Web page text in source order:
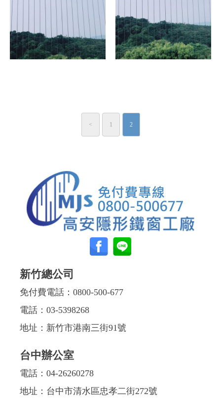
< 1 2
新竹總公司
免付費電話： 0800-500-677
電話： 03-5398268
地址：新竹市港南三街91號
台中辦公室
電話： 04-26260278
地址：台中市清水區忠孝二街272號